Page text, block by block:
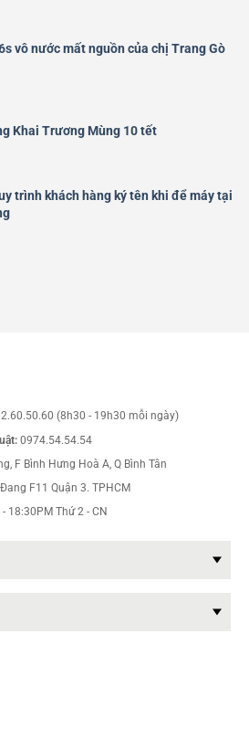
vô nước mất nguồn của chị Trang Gò
Khai Trương Mùng 10 tết
trình khách hàng ký tên khi để máy tại
(8h30 - 19h30 mỗi ngày)
0974.54.54.54
F Bình Hưng Hoà A, Q Bình Tân
F11 Quận 3. TPHCM
18:30PM Thứ 2 - CN